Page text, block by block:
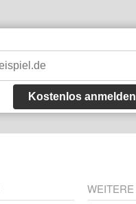
Kostenlos anmelden